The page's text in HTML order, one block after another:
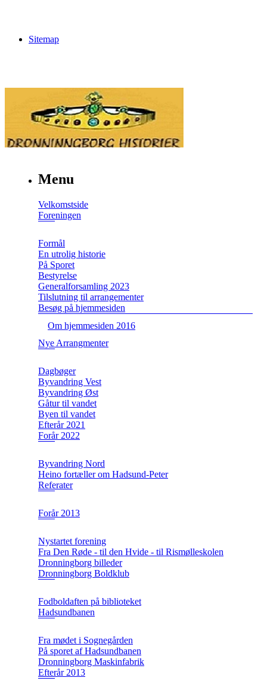
Sitemap
Menu
Velkomstside
Foreningen
Formål
En utrolig historie
På Sporet
Bestyrelse
Generalforsamling 2023
Tilslutning til arrangementer
Besøg på hjemmesiden
Om hjemmesiden 2016
Nye Arrangmenter
Dagbøger
Byvandring Vest
Byvandring Øst
Gåtur til vandet
Byen til vandet
Efterår 2021
Forår 2022
Byvandring Nord
Heino fortæller om Hadsund-Peter
Referater
Forår 2013
Nystartet forening
Fra Den Røde - til den Hvide - til Rismølleskolen
Dronningborg billeder
Dronningborg Boldklub
Fodboldaften på biblioteket
Hadsundbanen
Fra mødet i Sognegården
På sporet af Hadsundbanen
Dronningborg Maskinfabrik
Efterår 2013